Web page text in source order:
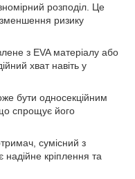
розподіл. Це
ризику
з EVA матеріалу або
хват навіть у
бути односекційним
спрощує його
сумісний з
надійне кріплення та